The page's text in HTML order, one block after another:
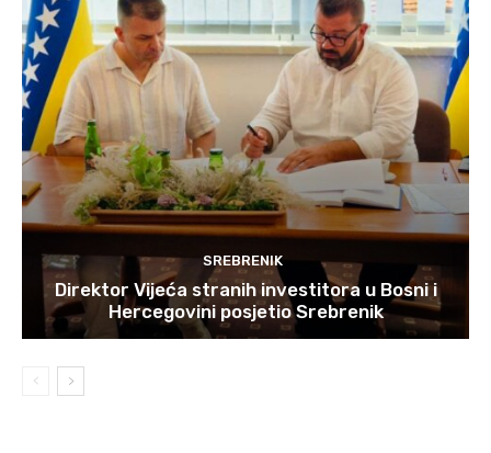
SREBRENIK
Direktor Vijeća stranih investitora u Bosni i
Hercegovini posjetio Srebrenik